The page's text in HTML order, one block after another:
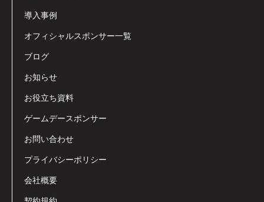
導入事例
オフィシャルスポンサー一覧
ブログ
お知らせ
お役立ち資料
ゲームデースポンサー
お問い合わせ
プライバシーポリシー
会社概要